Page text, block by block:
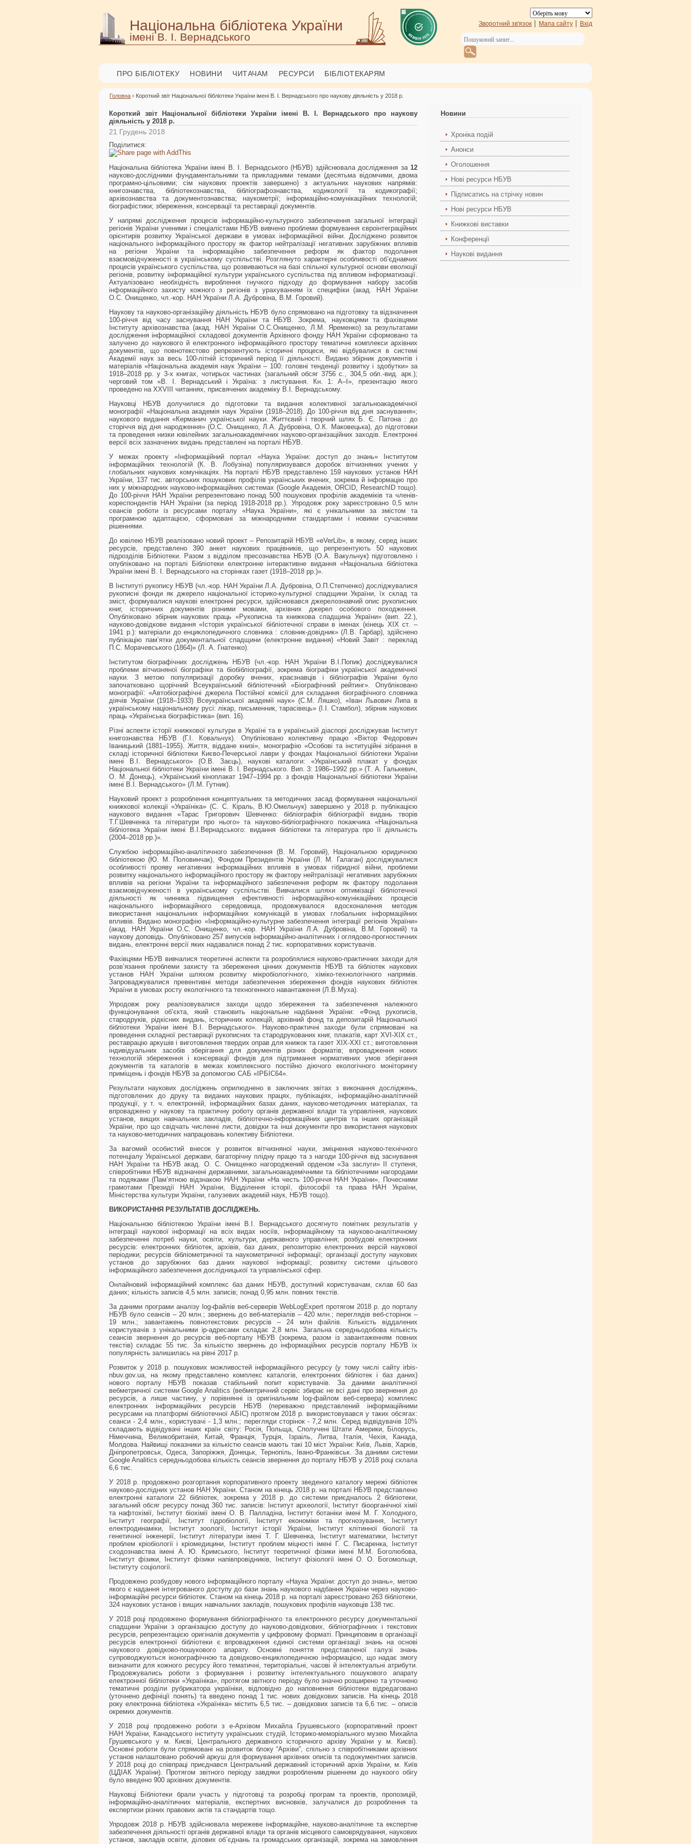
Національна бібліотека України
імені В. І. Вернадського
Зворотний зв'язок Мапа сайту Вхід
ПРО БІБЛІОТЕКУ НОВИНИ ЧИТАЧАМ РЕСУРСИ БІБЛІОТЕКАРЯМ
Головна › Короткий звіт Національної бібліотеки України імені В. І. Вернадського про наукову діяльність у 2018 р.
Короткий звіт Національної бібліотеки України імені В. І. Вернадського про наукову
діяльність у 2018 р.
21 Грудень 2018
Поділитися:
Національна бібліотека України імені В. І. Вернадського (НБУВ) здійснювала дослідження за 12
науково-дослідними фундаментальними та прикладними темами (десятьма відомчими, двома
програмно-цільовими; сім наукових проектів завершено) з актуальних наукових напрямів:
книгознавства, бібліотекознавства, бібліографознавства, кодикології та кодикографії;
архівознавства та документознавства; наукометрії; інформаційно-комунікаційних технологій;
біографістики; збереження, консервації та реставрації документів.
У напрямі дослідження процесів інформаційно-культурного забезпечення загальної інтеграції
регіонів України ученими і спеціалістами НБУВ вивчено проблеми формування євроінтеграційних
орієнтирів розвитку Української держави в умовах інформаційної війни. Досліджено розвиток
національного інформаційного простору як фактор нейтралізації негативних зарубіжних впливів
на регіони України та інформаційне забезпечення реформ як фактор подолання
взаємовідчуженості в українському суспільстві. Розглянуто характерні особливості об’єднавчих
процесів українського суспільства, що розвиваються на базі спільної культурної основи еволюції
регіонів, розвитку інформаційної культури українського суспільства під впливом інформатизації.
Актуалізовано необхідність вироблення гнучкого підходу до формування набору засобів
інформаційного захисту кожного з регіонів з урахуванням їх специфіки (акад. НАН України
О.С. Онищенко, чл.-кор. НАН України Л.А. Дубровіна, В.М. Горовий).
Наукову та науково-організаційну діяльність НБУВ було спрямовано на підготовку та відзначення
100-річчя від часу заснування НАН України та НБУВ. Зокрема, науковцями та фахівцями
Інституту архівознавства (акад. НАН України О.С.Онищенко, Л.М. Яременко) за результатами
дослідження інформаційної складової документів Архівного фонду НАН України сформовано та
залучено до наукового й електронного інформаційного простору тематичні комплекси архівних
документів, що повнотекстово репрезентують історичні процеси, які відбувалися в системі
Академії наук за весь 100-літній історичний період її діяльності. Видано збірник документів і
матеріалів «Національна академія наук України – 100: головні тенденції розвитку і здобутки» за
1918–2018 рр. у 3-х книгах, чотирьох частинах (загальний обсяг 3756 с., 304,5 обл.-вид. арк.);
черговий том «В. І. Вернадський і Україна: з листування. Кн. 1: А–І», презентацію якого
проведено на XXVIII читаннях, присвячених академіку В.І. Вернадському.
Науковці НБУВ долучилися до підготовки та видання колективної загальноакадемічної
монографії «Національна академія наук України (1918–2018). До 100-річчя від дня заснування»;
наукового видання «Керманич української науки. Життєвий і творчий шлях Б. Є. Патона : до
сторіччя від дня народження» (О.С. Онищенко, Л.А. Дубровіна, О.К. Маковецька), до підготовки
та проведення низки ювілейних загальноакадемічних науково-організаційних заходів. Електронні
версії всіх зазначених видань представлені на порталі НБУВ.
У межах проекту «Інформаційний портал «Наука України: доступ до знань» Інститутом
інформаційних технологій (К. В. Лобузіна) популяризувався доробок вітчизняних учених у
глобальних наукових комунікаціях. На порталі НБУВ представлено 159 наукових установ НАН
України, 137 тис. авторських пошукових профілів українських вчених, зокрема й інформацію про
них у міжнародних науково-інформаційних системах (Google Академія, ORCID, ResearchID тощо).
До 100-річчя НАН України репрезентовано понад 500 пошукових профілів академіків та членів-
кореспондентів НАН України (за період 1918-2018 рр.). Упродовж року зареєстровано 0,5 млн
сеансів роботи із ресурсами порталу «Наука України», які є унікальними за змістом та
програмною адаптацією, сформовані за міжнародними стандартами і новими сучасними
рішеннями.
До ювілею НБУВ реалізовано новий проект – Репозитарій НБУВ «eVerLib», в якому, серед інших
ресурсів, представлено 390 анкет наукових працівників, що репрезентують 50 наукових
підрозділів Бібліотеки. Разом з відділом пресознавства НБУВ (О.А. Вакульчук) підготовлено і
опубліковано на порталі Бібліотеки електронне інтерактивне видання «Національна бібліотека
України імені В. І. Вернадського на сторінках газет (1918–2018 рр.)».
В Інституті рукопису НБУВ (чл.-кор. НАН України Л.А. Дубровіна, О.П.Степченко) досліджувалися
рукописні фонди як джерело національної історико-культурної спадщини України, їх склад та
зміст, формувалися наукові електронні ресурси, здійснювався джерелознавчий опис рукописних
книг, історичних документів різними мовами, архівних джерел особового походження.
Опубліковано збірник наукових праць «Рукописна та книжкова спадщина України» (вип. 22.),
науково-довідкове видання «Історія української бібліотечної справи в іменах (кінець ХІХ ст. –
1941 р.): матеріали до енциклопедичного словника : словник-довідник» (Л.В. Гарбар), здійснено
публікацію пам’ятки документальної спадщини (електронне видання) «Новий Завіт : переклад
П.С. Морачевського (1864)» (Л. А. Гнатенко).
Інститутом біографічних досліджень НБУВ (чл.-кор. НАН України В.І.Попик) досліджувалися
проблеми вітчизняної біографіки та біобібліографії, зокрема біографіки української академічної
науки. З метою популяризації доробку вчених, краєзнавців і бібліографів України було
започатковано щорічний Всеукраїнський бібліотечний «Біографічний рейтинг». Опубліковано
монографії: «Автобіографічні джерела Постійної комісії для складання біографічного словника
діячів України (1918–1933) Всеукраїнської академії наук» (С.М. Ляшко), «Іван Львович Липа в
українському національному русі: лікар, письменник, тарасівець» (І.І. Стамбол), збірник наукових
праць «Українська біографістика» (вип. 16).
Різні аспекти історії книжкової культури в Україні та в українській діаспорі досліджував Інститут
книгознавства НБУВ (Г.І. Ковальчук). Опубліковано колективну працю «Віктор Федорович
Іваницький (1881–1955). Життя, віддане книзі», монографію «Особові та інституційні зібрання в
складі історичної бібліотеки Києво-Печерської лаври у фондах Національної бібліотеки України
імені В.І. Вернадського» (О.В. Заєць), наукові каталоги: «Український плакат у фондах
Національної бібліотеки України імені В. І. Вернадського. Вип. 3: 1986–1992 рр.» (Т. А. Галькевич,
О. М. Донець), «Український кіноплакат 1947–1994 рр. з фондів Національної бібліотеки України
імені В.І. Вернадського» (Л.М. Гутник).
Науковий проект з розроблення концептуальних та методичних засад формування національної
книжкової колекції «Україніка» (С. С. Кіраль, В.Ю.Омельчук) завершено у 2018 р. публікацією
наукового видання «Тарас Григорович Шевченко: бібліографія бібліографії видань творів
Т.Г.Шевченка та літератури про нього» та науково-бібліографічного покажчика «Національна
бібліотека України імені В.І.Вернадського: видання бібліотеки та література про її діяльність
(2004–2018 рр.)».
Службою інформаційно-аналітичного забезпечення (В. М. Горовий), Національною юридичною
бібліотекою (Ю. М. Половинчак), Фондом Президентів України (Л. М. Галаган) досліджувалися
особливості прояву негативних інформаційних впливів в умовах гібридної війни, проблеми
розвитку національного інформаційного простору як фактору нейтралізації негативних зарубіжних
впливів на регіони України та інформаційного забезпечення реформ як фактору подолання
взаємовідчуженості в українському суспільстві. Вивчалися шляхи оптимізації бібліотечної
діяльності як чинника підвищення ефективності інформаційно-комунікаційних процесів
національного інформаційного середовища, продовжувалося вдосконалення методик
використання національних інформаційних комунікацій в умовах глобальних інформаційних
впливів. Видано монографію «Інформаційно-культурне забезпечення інтеграції регіонів України»
(акад. НАН України О.С. Онищенко, чл.-кор. НАН України Л.А. Дубровіна, В.М. Горовий) та
наукову доповідь. Опубліковано 257 випусків інформаційно-аналітичних і оглядово-прогностичних
видань, електронні версії яких надавалися понад 2 тис. корпоративних користувачів.
Фахівцями НБУВ вивчалися теоретичні аспекти та розроблялися науково-практичних заходи для
розв’язання проблеми захисту та збереження цінних документів НБУВ та бібліотек наукових
установ НАН України шляхом розвитку мікробіологічного, хіміко-технологічного напрямів.
Запроваджувалися превентивні методи забезпечення збереження фондів наукових бібліотек
України в умовах росту екологічного та техногенного навантаження (Л.В.Муха).
Упродовж року реалізовувалися заходи щодо збереження та забезпечення належного
функціонування об’єкта, який становить національне надбання України: «Фонд рукописів,
стародруків, рідкісних видань, історичних колекцій, архівний фонд та депозитарій Національної
бібліотеки України імені В.І. Вернадського». Науково-практичні заходи були спрямовані на
проведення складної реставрації рукописних та стародрукованих книг, плакатів, карт XVI-XIX ст.,
реставрацію аркушів і виготовлення твердих оправ для книжок та газет XIX-XXI ст.; виготовлення
індивідуальних засобів зберігання для документів різних форматів; впровадження нових
технологій збереження і консервації фондів для підтримання нормативних умов зберігання
документів та каталогів в межах комплексного постійно діючого екологічного моніторингу
приміщень і фондів НБУВ за допомогою САБ «ІРБІС64».
Результати наукових досліджень оприлюднено в заключних звітах з виконання досліджень,
підготовлених до друку та виданих наукових працях, публікаціях, інформаційно-аналітичній
продукції, у т. ч. електронній, інформаційних базах даних, науково-методичних матеріалах, та
впроваджено у наукову та практичну роботу органів державної влади та управління, наукових
установ, вищих навчальних закладів, бібліотечно-інформаційних центрів та інших організацій
України, про що свідчать численні листи, довідки та інші документи про використання наукових
та науково-методичних напрацювань колективу Бібліотеки.
За вагомий особистий внесок у розвиток вітчизняної науки, зміцнення науково-технічного
потенціалу Української держави, багаторічну плідну працю та з нагоди 100-річчя від заснування
НАН України та НБУВ акад. О. С. Онищенко нагороджений орденом «За заслуги» II ступеня,
співробітники НБУВ відзначені державними, загальноакадемічними та бібліотечними нагородами
та подяками (Пам’ятною відзнакою НАН України «На честь 100-річчя НАН України», Почесними
грамотами Президії НАН України, Відділення історії, філософії та права НАН України,
Міністерства культури України, галузевих академій наук, НБУВ тощо).
ВИКОРИСТАННЯ РЕЗУЛЬТАТІВ ДОСЛІДЖЕНЬ.
Національною бібліотекою України імені В.I. Вернадського досягнуто помітних результатів у
інтеграції наукової інформації на всіх видах носіїв, інформаційному та науково-аналітичному
забезпеченні потреб науки, освіти, культури, державного управління; розбудові електронних
ресурсів: електронних бібліотек, архівів, баз даних, репозиторію електронних версій наукової
періодики; ресурсів бібліометричної та наукометричної інформації; організації доступу наукових
установ до зарубіжних баз даних наукової інформації; розвитку системи цільового
інформаційного забезпечення дослідницької та управлінської сфер.
Онлайновий інформаційний комплекс баз даних НБУВ, доступний користувачам, склав 60 баз
даних; кількість записів 4,5 млн. записів; понад 0,95 млн. повних текстів.
За даними програми аналізу log-файлів веб-серверів WebLogExpert протягом 2018 р. до порталу
НБУВ було сеансів – 20 млн.; звернень до веб-матеріалів – 420 млн.; переглядів веб-сторінок –
19 млн.; завантажень повнотекстових ресурсів – 24 млн файлів. Кількість віддалених
користувачів з унікальними ір-адресами складає 2,8 млн. Загальна середньодобова кількість
сеансів звернення до ресурсів веб-порталу НБУВ (зокрема, разом із завантаженням повних
текстів) складає 55 тис. За кількістю звернень до інформаційних ресурсів порталу НБУВ їх
популярність залишилась на рівні 2017 р.
Розвиток у 2018 р. пошукових можливостей інформаційного ресурсу (у тому числі сайту irbis-
nbuv.gov.ua, на якому представлено комплекс каталогів, електронних бібліотек і баз даних)
нового порталу НБУВ показав стабільний попит користувачів. За даними аналітичної
вебметричної системи Google Analitics (вебметричний сервіс збирає не всі дані про звернення до
ресурсів, а лише частину, у порівнянні із оригінальним log-файлом веб-сервера) комплекс
електронних інформаційних ресурсів НБУВ (переважно представлений інформаційними
ресурсами на платформі бібліотечної АБІС) протягом 2018 р. використовувався у таких обсягах:
сеанси - 2,4 млн., користувачі - 1,3 млн.; перегляди сторінок - 7,2 млн. Серед відвідувачів 10%
складають відвідувачі інших країн світу: Росія, Польща, Сполучені Штати Америки, Білорусь,
Німеччина, Великобританія, Китай, Франція, Турція, Ізраіль, Литва, Італія, Чехія, Канада,
Молдова. Найвищі показники за кількістю сеансів мають такі 10 міст України: Київ, Львів, Харків,
Дніпропетровськ, Одеса, Запоріжжя, Донецьк, Тернопіль, Івано-Франківськ. За даними системи
Google Analitics середньодобова кількість сеансів звернення до порталу НБУВ у 2018 році склала
6,6 тис.
У 2018 р. продовжено розгортання корпоративного проекту зведеного каталогу мережі бібліотек
науково-дослідних установ НАН України. Станом на кінець 2018 р. на порталі НБУВ представлено
електронні каталоги 22 бібліотек, зокрема у 2018 р. до системи приєдналось 2 бібліотеки,
загальний обсяг ресурсу понад 360 тис. записів: Інститут археології, Інститут біоорганічної хімії
та нафтохімії, Інститут біохімії імені О. В. Палладіна, Інститут ботаніки імені М. Г. Холодного,
Інститут географії, Інститут гідробіології, Інститут економіки та прогнозування, Інститут
електродинаміки, Інститут зоології, Інститут історії України, Інститут клітинної біології та
генетичної інженерії, Інститут літератури імені Т. Г. Шевченка, Інститут математики, Інститут
проблем кріобіології і кріомедицини, Інститут проблем міцності імені Г. С. Писаренка, Інститут
сходознавства імені А. Ю. Кримського, Інститут теоретичної фізики імені М.М. Боголюбова,
Інститут фізики, Інститут фізики напівпровідників, Інститут фізіології імені О. О. Богомольця,
Інституту соціології.
Продовжено розбудову нового інформаційного порталу «Наука України: доступ до знань», метою
якого є надання інтегрованого доступу до бази знань наукового надбання України через науково-
інформаційні ресурси бібліотек. Станом на кінець 2018 р. на порталі зареєстровано 263 бібліотеки,
324 наукових установ і вищих навчальних закладів, пошукових профілів науковців 138 тис.
У 2018 році продовжено формування бібліографічного та електронного ресурсу документальної
спадщини України з організацією доступу до науково-довідкових, бібліографічних і текстових
ресурсів, репрезентацією оригіналів документів у цифровому форматі. Принциповим в організації
ресурсів електронної бібліотеки є впровадження єдиної системи організації знань на основі
наукового довідково-пошукового апарату. Основні поняття представленої галузі знань
супроводжуються іконографічною та довідково-енциклопедичною інформацією, що надає змогу
визначити для кожного ресурсу його тематичні, територіальні, часові й інтелектуальні атрибути.
Продовжувались роботи з формування і розвитку інтелектуального пошукового апарату
електронної бібліотеки «Україніка», протягом звітного періоду було значно розширено та уточнено
тематичні розділи рубрикатора україніки, відповідно до наповнення бібліотеки відредаговано
(уточнено дефініції понять) та введено понад 1 тис. нових довідкових записів. На кінець 2018
року електронна бібліотека «Україніка» містить 6,5 тис. – довідкових записів та 6,6 тис. – описів
окремих документів.
У 2018 році продовжено роботи з е-Архівом Михайла Грушевського (корпоративний проект
НАН України, Канадського інституту українських студій, Історико-меморіального музею Михайла
Грушевського у м. Києві, Центрального державного історичного архіву України у м. Києві).
Основні роботи були спрямовані на розвиток блоку “Архіви”, спільно з співробітниками архівних
установ налаштовано робочий аркуш для формування архівних описів та подокументних записів.
У 2018 році до співпраці приєднався Центральний державний історичний архів України, м. Київ
(ЦДІАК України). Протягом звітного періоду завдяки розробленим рішенням до наукоого обігу
було введено 900 архівних документів.
Науковці Бібліотеки брали участь у підготовці та розробці програм та проектів, пропозицій,
інформаційно-аналітичних матеріалів, експертних висновків, залучалися до розроблення та
експертизи різних правових актів та стандартів тощо.
Упродовж 2018 р. НБУВ здійснювала мережеве інформаційне, науково-аналітичне та експертне
забезпечення діяльності органів державної влади та органів місцевого самоврядування, наукових
установ, закладів освіти, ділових об`єднань та громадських організацій, зокрема на замовлення
Новини
Хроніка подій
Анонси
Оголошення
Нові ресурси НБУВ
Підписатись на стрічку новин
Нові ресурси НБУВ
Книжкові виставки
Конференції
Наукові видання